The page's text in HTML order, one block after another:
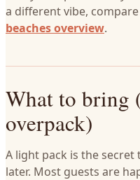
a different vibe,
beaches overview.
What to bring
overpack)
A light pack is the
later. Most guests are